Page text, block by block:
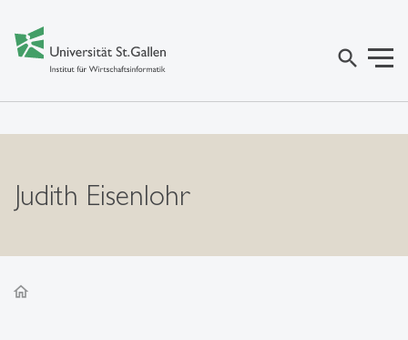
search
Judith Eisenlohr
home